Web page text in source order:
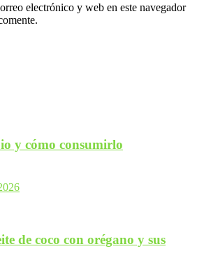
electrónico y web en este navegador
y cómo consumirlo
de coco con orégano y sus